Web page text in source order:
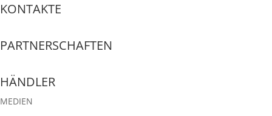
KONTAKTE
PARTNERSCHAFTEN
HÄNDLER
MEDIEN